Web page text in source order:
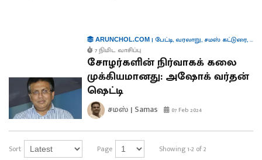
ARUNCHOL.COM| பேட்டி, வரலாறு, சமஸ் கட்டுரை,
7 நிமிட வாசிப்பு
சோழர்களின் நிர்வாகக் கலை
முக்கியமானது: அஷோக் வர்தன்
ஷெட்டி
சமஸ் | Samas 07 Feb 2024
Sort Page Showing 1-2 of 2